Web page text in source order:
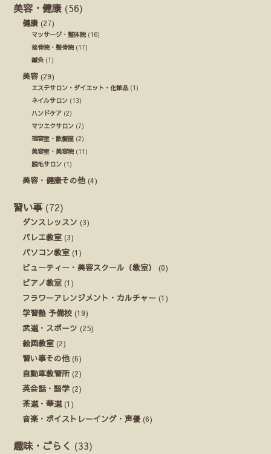
美容・健康 (56)
健康 (27)
マッサージ・整体院(16)
接骨院・整骨院(17)
鍼灸(1)
美容 (29)
エステサロン・ダイエット・化粧品 (1)
ネイルサロン (13)
ハンドケア (2)
マツエクサロン (7)
理容室・散髪屋 (2)
美容室・美容院(11)
脱毛サロン (1)
美容・健康その他 (4)
習い事 (72)
ダンスレッスン (3)
バレエ教室 (3)
パソコン教室 (1)
ビューティー・美容スクール（教室）
(0)
ピアノ教室 (1)
フラワーアレンジメント・カルチャー (1)
学習塾 予備校 (19)
武道・スポーツ (25)
絵画教室 (2)
習い事その他 (6)
自動車教習所(2)
英会話・語学 (2)
茶道・華道(1)
音楽・ボイストレーイング・声優 (6)
趣味・ごらく (33)